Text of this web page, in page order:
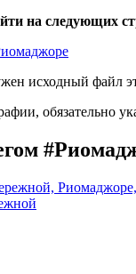
на следующих
исходный файл
обязательно